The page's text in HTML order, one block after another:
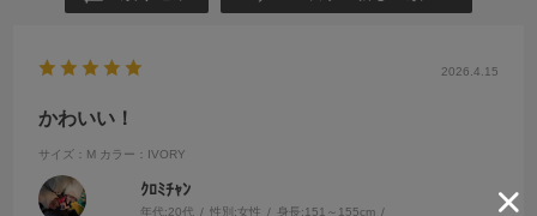
2026.4.15
かわいい！
サイズ：M カラー：IVORY
ｸﾛﾐﾁｬﾝ
年代:20代 性別:女性 身長:151～155cm